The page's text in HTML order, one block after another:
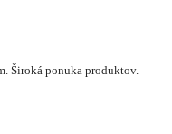
Široká ponuka produktov.